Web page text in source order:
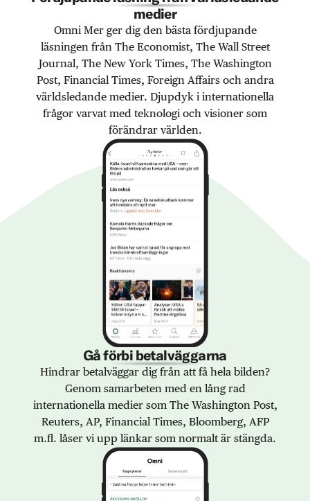
medier
Omni Mer ger dig den bästa fördjupande
läsningen från The Economist, The Wall Street
Journal, The New York Times, The Washington
Post, Financial Times, Foreign Affairs och andra
världsledande medier. Djupdyk i internationella
frågor varvat med teknologi och visioner som
förändrar världen.
Gå förbi betalväggarna
Hindrar betalväggar dig från att få hela bilden?
Genom samarbeten med en lång rad
internationella medier som The Washington Post,
Reuters, AP, Financial Times, Bloomberg, AFP
m.fl. låser vi upp länkar som normalt är stängda.